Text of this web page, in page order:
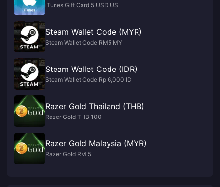
iTunes Gift Card 5 USD US
Steam Wallet Code (MYR)
Steam Wallet Code RM5 MY
Steam Wallet Code (IDR)
Steam Wallet Code Rp 6,000 ID
Razer Gold Thailand (THB)
Razer Gold THB 100
Razer Gold Malaysia (MYR)
Razer Gold RM 5